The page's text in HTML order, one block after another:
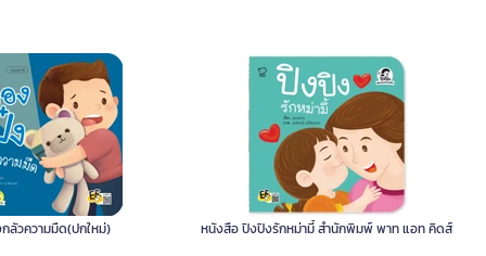
ลัวความมืด(ปกใหม่) หนังสือ ปิงปิงรักหม่ามี้ สำนักพิมพ์ พาท แอท คิดส์